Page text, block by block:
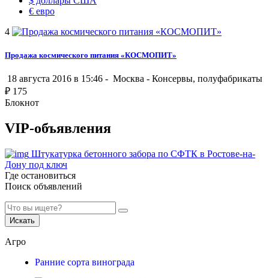
€ евро
4
Продажа космического питания «КОСМОПИТ»
18 августа 2016 в 15:46 - Москва - Консервы, полуфабрикаты
₽ 175
Блокнот
VIP-объявления
Штукатурка бетонного забора по СФТК в Ростове-на-
Дону под ключ
Где остановиться
Поиск объявлений
Искать
Агро
Ранние сорта винограда